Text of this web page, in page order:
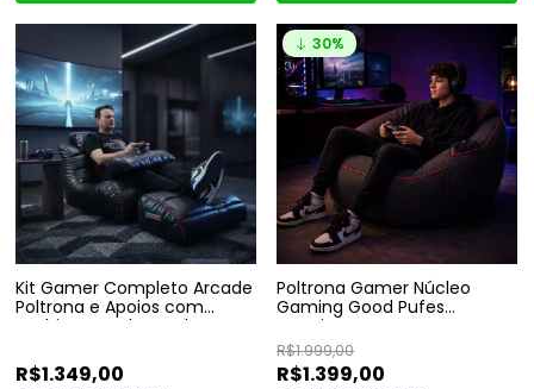
Kit Gamer Completo Arcade
Poltrona e Apoios com
Enchimento de Perolas e
R$1.349,00
30%
Poltrona Gamer Núcleo
Gaming Good Pufes
Premium para Games e
Setup
R$1.999,00
R$1.399,00